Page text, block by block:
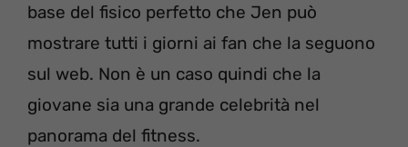
base del fisico perfetto che Jen può
mostrare tutti i giorni ai fan che la seguono
sul web. Non è un caso quindi che la
giovane sia una grande celebrità nel
panorama del fitness.